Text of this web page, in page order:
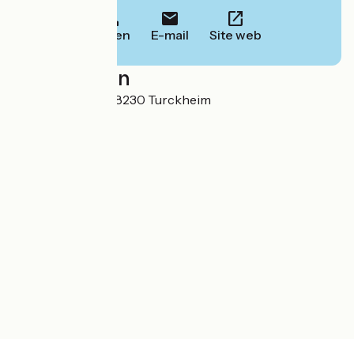
Bellen E-mail Site web
Localisation
29 rue Romaine 68230 Turckheim